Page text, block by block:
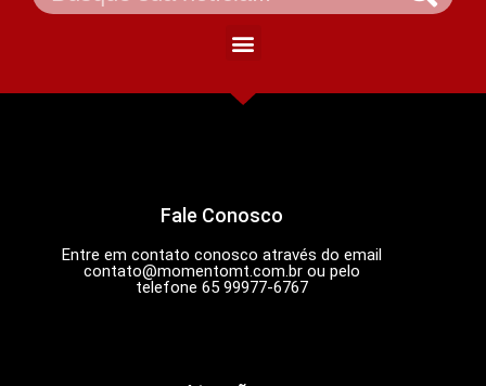
Fale Conosco
Entre em contato conosco através do email
contato@momentomt.com.brou pelo
telefone 65 99977-6767